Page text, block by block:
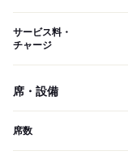
サービス料・
チャージ
席・設備
席数